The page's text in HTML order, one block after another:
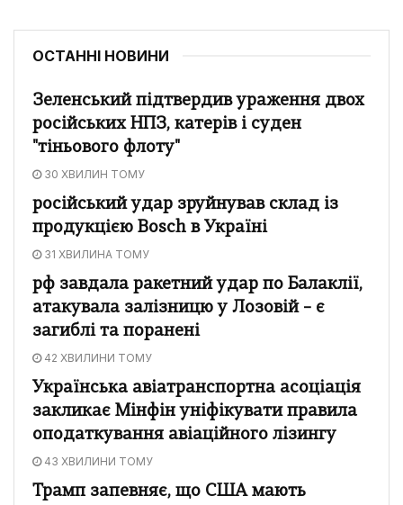
ОСТАННІ НОВИНИ
Зеленський підтвердив ураження двох
російських НПЗ, катерів і суден
"тіньового флоту"
30 ХВИЛИН ТОМУ
російський удар зруйнував склад із
продукцією Bosch в Україні
31 ХВИЛИНА ТОМУ
рф завдала ракетний удар по Балаклії,
атакувала залізницю у Лозовій – є
загиблі та поранені
42 ХВИЛИНИ ТОМУ
Українська авіатранспортна асоціація
закликає Мінфін уніфікувати правила
оподаткування авіаційного лізингу
43 ХВИЛИНИ ТОМУ
Трамп запевняє, що США мають